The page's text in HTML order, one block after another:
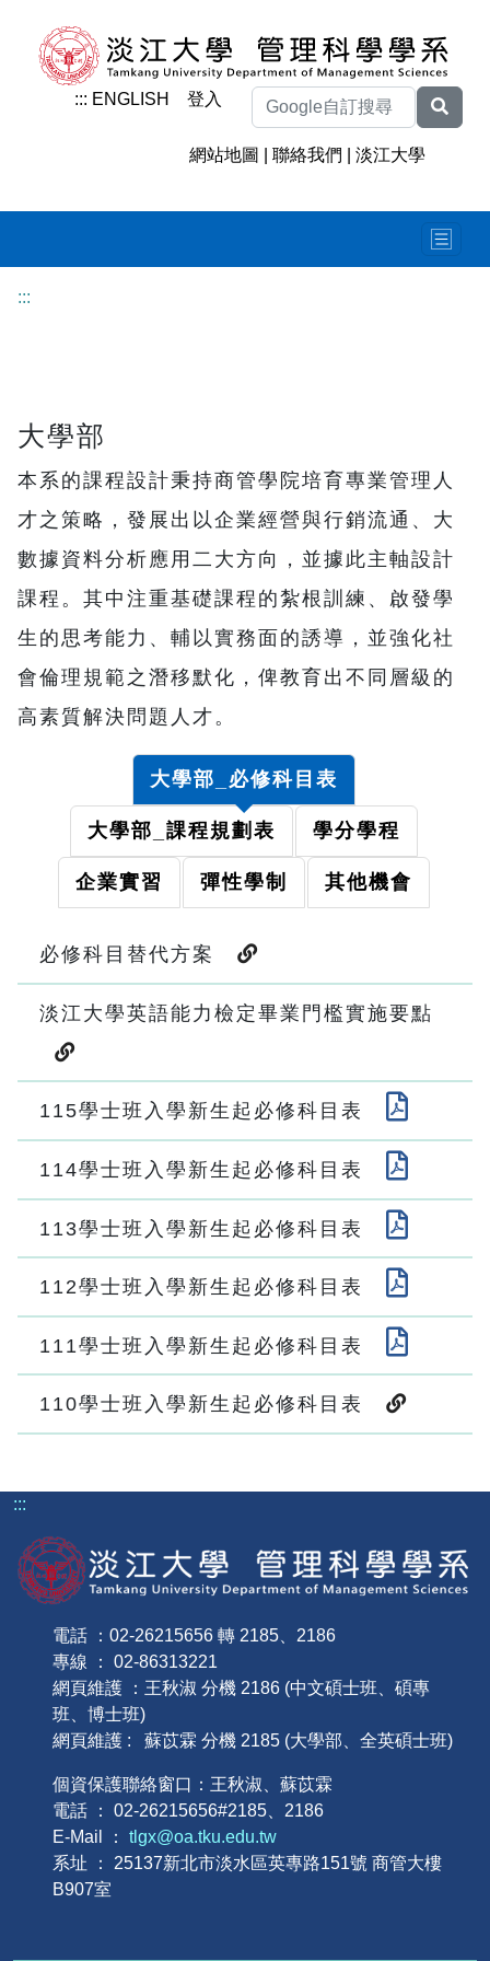
::: ENGLISH 登入
網站地圖 |聯絡我們 |淡江大學
:::
大學部
本系的課程設計秉持商管學院培育專業管理人
才之策略，發展出以企業經營與行銷流通、大
數據資料分析應用二大方向，並據此主軸設計
課程。其中注重基礎課程的紮根訓練、啟發學
生的思考能力、輔以實務面的誘導，並強化社
會倫理規範之潛移默化，俾教育出不同層級的
高素質解決問題人才。
大學部_必修科目表
大學部_課程規劃表 學分學程
企業實習 彈性學制 其他機會
必修科目替代方案
淡江大學英語能力檢定畢業門檻實施要點
115學士班入學新生起必修科目表
114學士班入學新生起必修科目表
113學士班入學新生起必修科目表
112學士班入學新生起必修科目表
111學士班入學新生起必修科目表
110學士班入學新生起必修科目表
:::
電話 ：02-26215656 轉 2185、2186
專線 ： 02-86313221
網頁維護 ：王秋淑 分機 2186 (中文碩士班、碩專
班、博士班)
網頁維護 : 蘇苡霖 分機 2185 (大學部、全英碩士班)
個資保護聯絡窗口：王秋淑、蘇苡霖
電話 ： 02-26215656#2185、2186
E-Mail ： tlgx@oa.tku.edu.tw
系址 ： 25137新北市淡水區英專路151號 商管大樓
B907室